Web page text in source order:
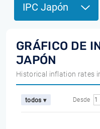
IPC Japón
GRÁFICO DE
JAPÓN
Historical inflation rates
todos ▾ Desde 1